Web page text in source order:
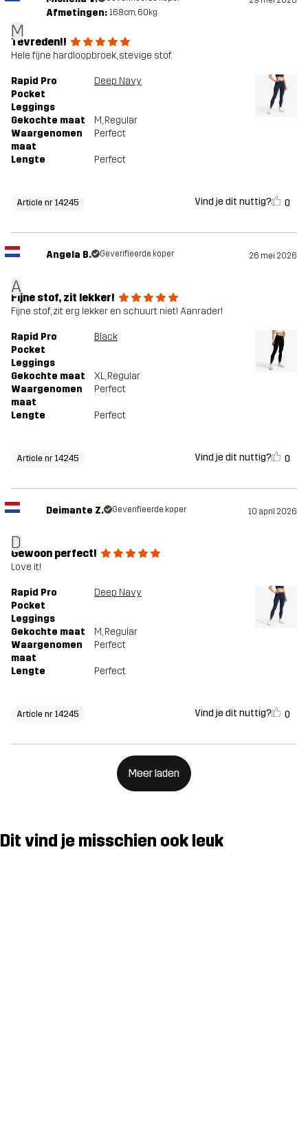
M
Afmetingen: 168cm, 60kg
Tevreden!!
Hele fijne hardloopbroek, stevige stof.
Rapid Pro
Pocket
Leggings
Deep Navy
Gekochte maat M, Regular
Waargenomen
maat
Perfect
Lengte Perfect
Article nr 14245 Vind je dit nuttig? 0
A
Angela B. Geverifieerde koper 26 mei 2026
Fijne stof, zit lekker!
Fijne stof, zit erg lekker en schuurt niet! Aanrader!
Rapid Pro
Pocket
Leggings
Black
Gekochte maat XL, Regular
Waargenomen
maat
Perfect
Lengte Perfect
Article nr 14245 Vind je dit nuttig? 0
D
Deimante Z. Geverifieerde koper 10 april 2026
Gewoon perfect!
Love it!
Rapid Pro
Pocket
Leggings
Deep Navy
Gekochte maat M, Regular
Waargenomen
maat
Perfect
Lengte Perfect
Article nr 14245 Vind je dit nuttig? 0
Meer laden
Dit vind je misschien ook leuk